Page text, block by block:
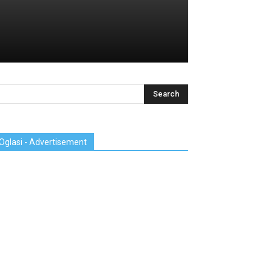
- Advertisement